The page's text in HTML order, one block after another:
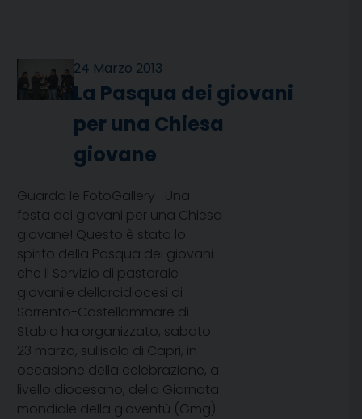
24 Marzo 2013
La Pasqua dei giovani
per una Chiesa
giovane
Guarda le FotoGallery Una
festa dei giovani per una Chiesa
giovane! Questo è stato lo
spirito della Pasqua dei giovani
che il Servizio di pastorale
giovanile dellarcidiocesi di
Sorrento-Castellammare di
Stabia ha organizzato, sabato
23 marzo, sullisola di Capri, in
occasione della celebrazione, a
livello diocesano, della Giornata
mondiale della gioventù (Gmg).